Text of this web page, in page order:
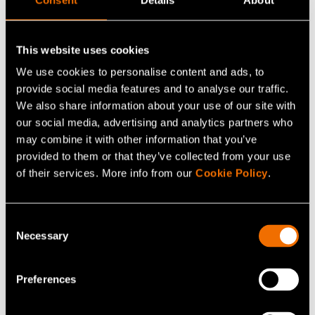
This website uses cookies
We use cookies to personalise content and ads, to
provide social media features and to analyse our traffic.
We also share information about your use of our site with
our social media, advertising and analytics partners who
may combine it with other information that you’ve
provided to them or that they’ve collected from your use
of their services. More info from our Cookie Policy.
Selection
Necessary
Preferences
emilia.nordlund@vtt.fi
Ota yhteyttä
Katso profiili
Lisää uutisia ja tarinoita